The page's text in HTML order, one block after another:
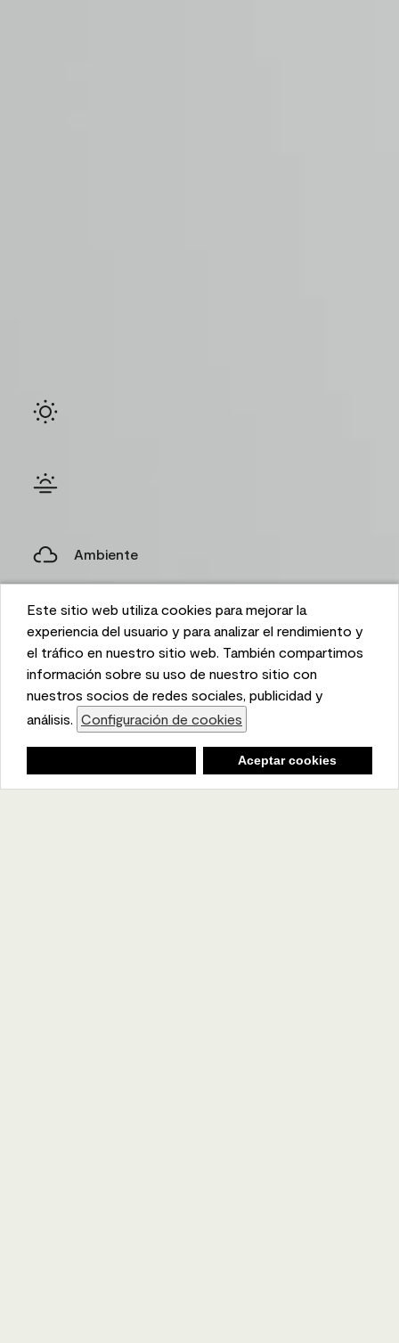
Este sitio web utiliza cookies para mejorar la
experiencia del usuario y para analizar el rendimiento y
el tráfico en nuestro sitio web. También compartimos
información sobre su uso de nuestro sitio con
nuestros socios de redes sociales, publicidad y
análisis. Configuración de cookies
Aceptar cookies
Este sitio web utiliza cookies para mejorar la
experiencia del usuario y para analizar el rendimiento y
el tráfico en nuestro sitio web. También compartimos
información sobre su uso de nuestro sitio con
nuestros socios de redes sociales, publicidad y
análisis. Configuración de cookies
Aceptar cookies
Ambiente
Lista de compras